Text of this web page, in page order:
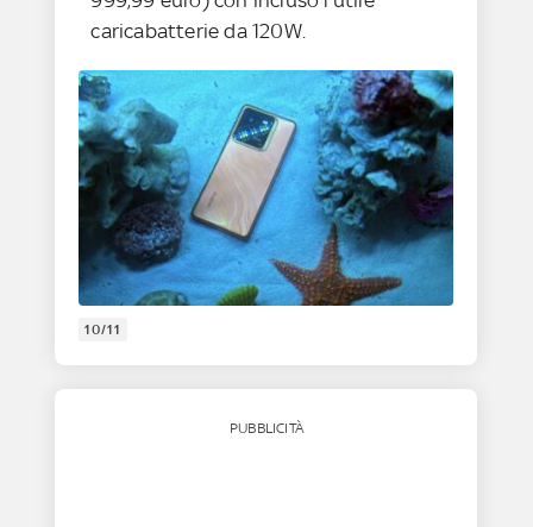
caricabatterie da 120W.
10/11
PUBBLICITÀ